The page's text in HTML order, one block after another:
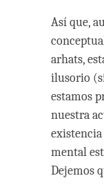
Así que,
arhats,
ilusorio
estamos
nuestra
mental
Dejemos